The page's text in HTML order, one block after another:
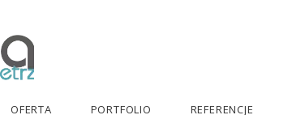
OFERTA PORTFOLIO REFERENCJE